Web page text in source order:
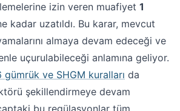
izin veren muafiyet 1
kadar uzatıldı. Bu karar, mevcut
almaya devam edeceği ve
uçurulabileceği anlamına geliyor.
gümrük ve SHGM kuralları da
şekillendirmeye devam